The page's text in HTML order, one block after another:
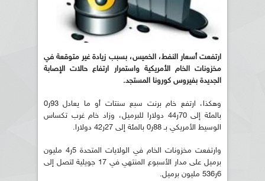
ارتفعت أسعار النفط، الخميس، بسبب زيادة غير متوقعة في
مخزونات الخام الأمريكية واستمرار ارتفاع حالات الإصابة
الجديدة بفيروس كورونا المستجد.
وهكذا، ارتفع خام برنت سبع سنتات أو ما يعادل 93ر0
بالمئة إلى 70ر44 دولارا للبرميل، وزاد خام غرب تكساس
الوسيط الأمريكي بـ 88ر0 بالمئة إلى 27ر42 دولارا.
وارتفعت مخزونات الخام في الولايات المتحدة 5ر4 مليون
برميل على مدار الأسبوع المنتهي في 17 جويلية لتصل إلى
6ر536 مليون برميل.